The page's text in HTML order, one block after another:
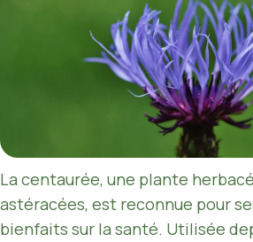
La centaurée, une plante
astéracées, est reconnue pour
bienfaits sur la santé. Utilisée